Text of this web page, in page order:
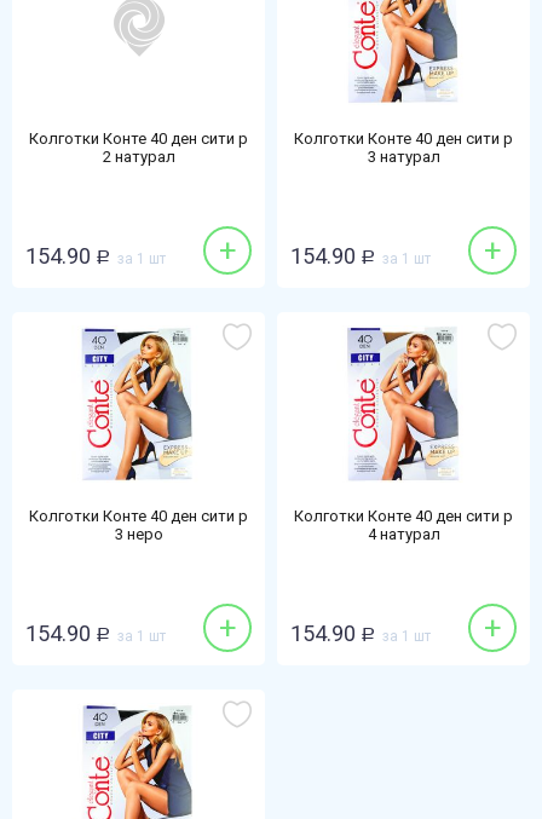
Колготки Конте 40 ден сити р
2 натурал
154.90 Р за 1 шт +
Колготки Конте 40 ден сити р
3 натурал
154.90 Р за 1 шт +
Колготки Конте 40 ден сити р
3 неро
154.90 Р за 1 шт +
Колготки Конте 40 ден сити р
4 натурал
154.90 Р за 1 шт +